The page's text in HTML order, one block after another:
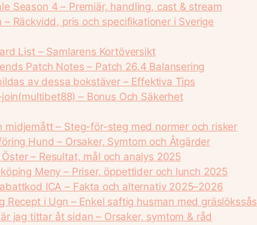
Season 4 – Premiär, handling, cast & stream
Räckvidd, pris och specifikationer i Sverige
List – Samlarens Kortöversikt
Patch Notes – Patch 26.4 Balansering
av dessa bokstäver – Effektiva Tips
– Bonus Och Säkerhet
midjemått – Steg-för-steg med normer och risker
Hund – Orsaker, Symtom och Åtgärder
– Resultat, mål och analys 2025
Meny – Priser, öppettider och lunch 2025
ICA – Fakta och alternativ 2025–2026
Recept i Ugn – Enkel saftig husman med gräslökssås
jag tittar åt sidan – Orsaker, symtom & råd